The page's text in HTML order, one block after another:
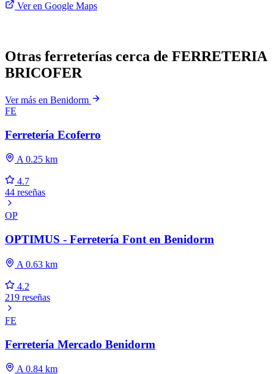
Ver en Google Maps
Otras ferreterías cerca de FERRETERIA
BRICOFER
Ver más en Benidorm
FE
Ferretería Ecoferro
A 0.25 km
4.7
44 reseñas
OP
OPTIMUS - Ferretería Font en Benidorm
A 0.63 km
4.2
219 reseñas
FE
Ferretería Mercado Benidorm
A 0.84 km